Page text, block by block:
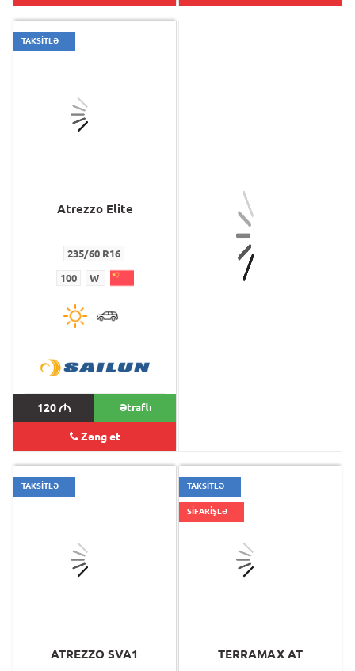
TAKSİTLƏ
Atrezzo Elite
235/60 R16
100 W
120M Ətraflı
Zəng et
ATREZZO SVA1
275/30 ZR20 XL
TAKSİTLƏ
ATREZZO SVA1
TAKSİTLƏ
SİFARİŞLƏ
TERRAMAX AT